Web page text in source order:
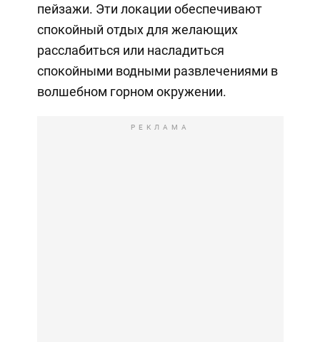
пейзажи. Эти локации обеспечивают
спокойный отдых для желающих
расслабиться или насладиться
спокойными водными развлечениями в
волшебном горном окружении.
РЕКЛАМА